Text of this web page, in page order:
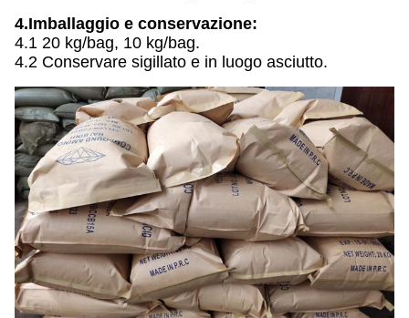
4.Imballaggio e conservazione:
4.1 20 kg/bag, 10 kg/bag.
4.2 Conservare sigillato e in luogo asciutto.